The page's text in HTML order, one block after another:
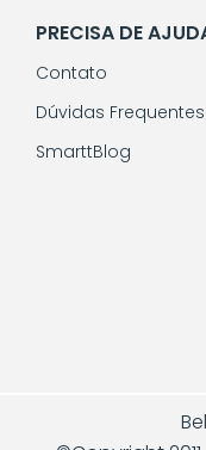
PRECISA DE
Contato
Dúvidas Frequentes
SmarttBlog